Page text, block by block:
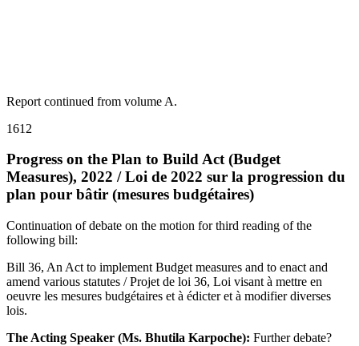
Report continued from volume A.
1612
Progress on the Plan to Build Act (Budget
Measures), 2022 / Loi de 2022 sur la progression du
plan pour bâtir (mesures budgétaires)
Continuation of debate on the motion for third reading of the
following bill:
Bill 36, An Act to implement Budget measures and to enact and
amend various statutes / Projet de loi 36, Loi visant à mettre en
oeuvre les mesures budgétaires et à édicter et à modifier diverses
lois.
The Acting Speaker (Ms. Bhutila Karpoche): Further debate?